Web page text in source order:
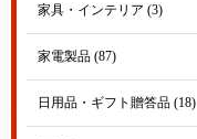
家具・インテリア (3)
家電製品 (87)
日用品・ギフト贈答品 (18)